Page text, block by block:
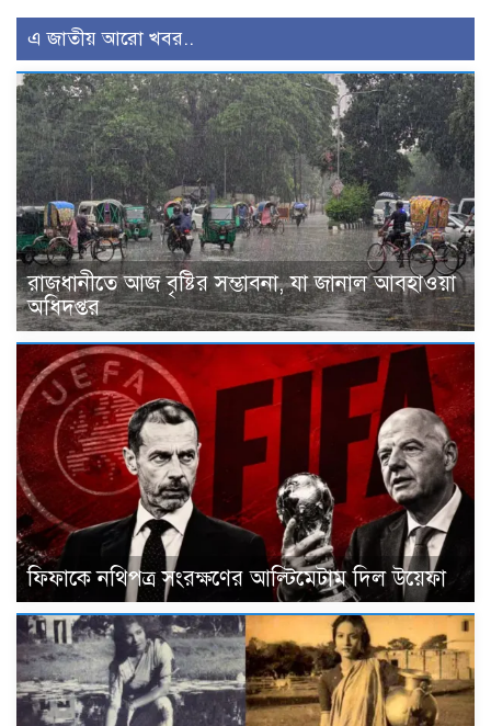
এ জাতীয় আরো খবর..
রাজধানীতে আজ বৃষ্টির সম্ভাবনা, যা জানাল আবহাওয়া
অধিদপ্তর
ফিফাকে নথিপত্র সংরক্ষণের আল্টিমেটাম দিল উয়েফা